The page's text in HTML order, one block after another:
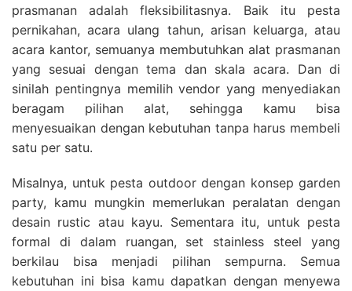
prasmanan adalah fleksibilitasnya. Baik itu pesta
pernikahan, acara ulang tahun, arisan keluarga, atau
acara kantor, semuanya membutuhkan alat prasmanan
yang sesuai dengan tema dan skala acara. Dan di
sinilah pentingnya memilih vendor yang menyediakan
beragam pilihan alat, sehingga kamu bisa
menyesuaikan dengan kebutuhan tanpa harus membeli
satu per satu.
Misalnya, untuk pesta outdoor dengan konsep garden
party, kamu mungkin memerlukan peralatan dengan
desain rustic atau kayu. Sementara itu, untuk pesta
formal di dalam ruangan, set stainless steel yang
berkilau bisa menjadi pilihan sempurna. Semua
kebutuhan ini bisa kamu dapatkan dengan menyewa